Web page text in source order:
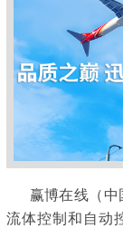
赢博在线（
流体控制和自动